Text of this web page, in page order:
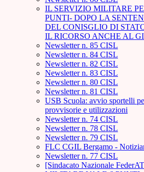
IL SERVIZIO MILITARE
PUNTI- DOPO LA
DEL CONISGLIO DI
IL RICORSO ANCHE AL
Newsletter n. 85 CISL
Newsletter n. 84 CISL
Newsletter n. 82 CISL
Newsletter n. 83 CISL
Newsletter n. 80 CISL
Newsletter n. 81 CISL
USB Scuola: avvio sportelli
provvisorie e utilizzazioni
Newsletter n. 74 CISL
Newsletter n. 78 CISL
Newsletter n. 79 CISL
FLC CGIL Bergamo -
Newsletter n. 77 CISL
[Sindacato Nazionale